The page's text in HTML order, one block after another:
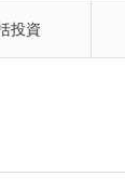
投資